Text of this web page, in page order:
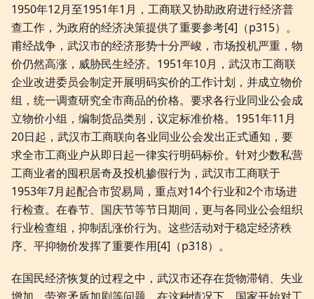
1950年12月至1951年1月，工商联又协助政府进行经济普
查工作，为政府的经济决策提供了重要参考[4]（p315）。
甫经战争，武汉市的经济形势十分严峻，市场投机严重，物
价仍然高涨，威胁民生经济。1951年10月，武汉市工商联
企业改进委员会制定开展明码实价的工作计划，并成立物价
组，统一调查研究全市商品的价格。要求各行业同业公会成
立物价小组，编制货品类别，议定标准价格。1951年11月
20日起，武汉市工商联向各业同业公会发出正式通知，要
求全市工商业户从即日起一律实行明码标价。针对少数私营
工商业者的囤积居奇及投机掺假行为，武汉市工商联于
1953年7月起配合市贸易局，重点对14个行业和2个市场进
行检查。在春节、国庆节等节日期间，更与各同业公会组织
行业检查组，抑制乱涨价行为。这些活动对于稳定经济秩
序、平抑物价发挥了重要作用[4]（p318）。
在国民经济恢复的过程之中，武汉市还存在货物滞销、失业